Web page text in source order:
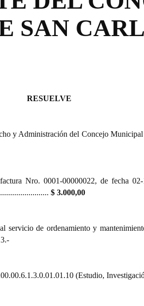
SAN
RESUELVE
y Administración del Concejo
factura Nro. 0001-00000022, de fecha
$ 3.000,00
servicio de ordenamiento y
(Estudio,